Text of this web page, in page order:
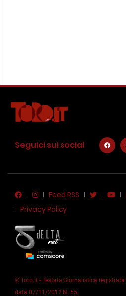
Seguici sui social
Feed RSS
Privacy Policy
© Toro.it - Testata Giornalistica
data 07/11/2012 N. 55